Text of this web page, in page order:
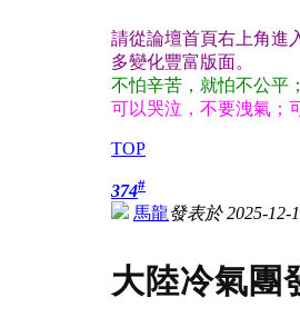
請從論壇首頁右上角進
多變化豐富版面。
不怕辛苦，就怕不公平
可以哭泣，不要洩氣；
TOP
374#
馬龍發表於 2025-12-
大陸冷氣團